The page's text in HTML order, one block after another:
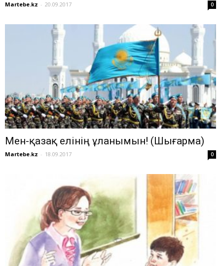
Martebe.kz - 20.09.2017 0
Мен-қазақ елінің ұланымын! (Шығарма)
Martebe.kz - 18.09.2017 0